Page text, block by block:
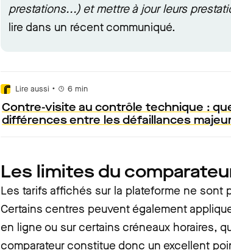
prestations...) et mettre à jour leurs
lire dans un récent communiqué.
Lire aussi • 6 min
Contre-visite au contrôle technique :
différences entre les défaillances
Les limites du
Les tarifs affichés sur la plateforme ne sont
Certains centres peuvent également
en ligne ou sur certains créneaux horaires,
comparateur constitue donc un excellent